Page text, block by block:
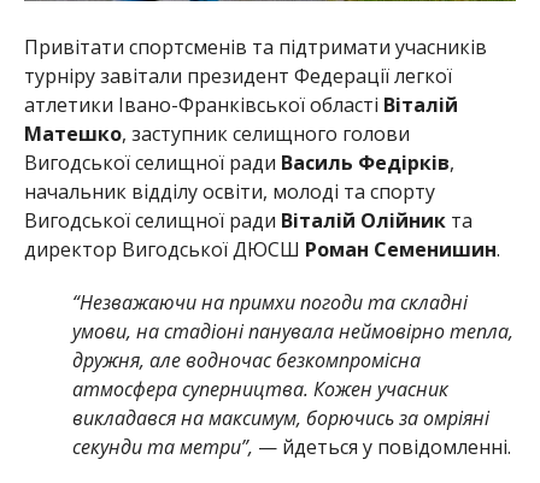
Привітати спортсменів та підтримати учасників
турніру завітали президент Федерації легкої
атлетики Івано-Франківської області Віталій
Матешко, заступник селищного голови
Вигодської селищної ради Василь Федірків,
начальник відділу освіти, молоді та спорту
Вигодської селищної ради Віталій Олійникта
директор Вигодської ДЮСШ Роман Семенишин.
“Незважаючи на примхи погоди та складні
умови, на стадіоні панувала неймовірно тепла,
дружня, але водночас безкомпромісна
атмосфера суперництва. Кожен учасник
викладався на максимум, борючись за омріяні
секунди та метри”, — йдеться у повідомленні.